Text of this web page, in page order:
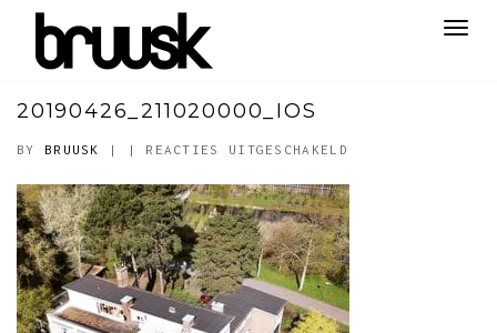
20190426_211020000_IOS
BY BRUUSK | | REACTIES UITGESCHAKELD